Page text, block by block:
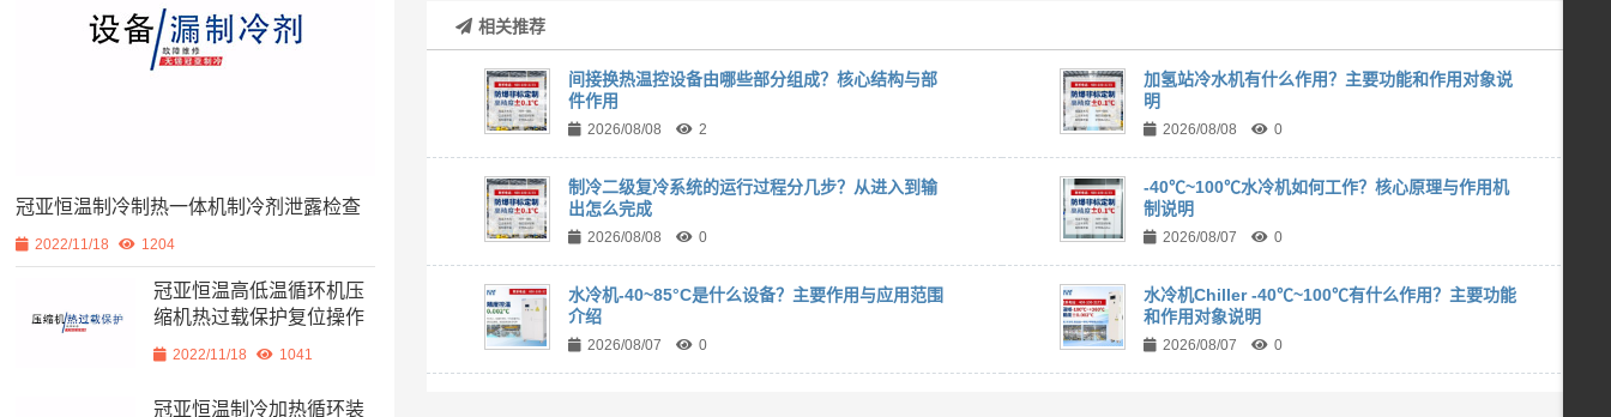
相关推荐
间接换热温控设备由哪些部分组成？核心结构与部
件作用
2026/08/08 2
加氢站冷水机有什么作用？主要功能和作用对象说
明
2026/08/08 0
制冷二级复冷系统的运行过程分几步？从进入到输
出怎么完成
2026/08/08 0
-40℃~100℃水冷机如何工作？核心原理与作用机
制说明
2026/08/07 0
水冷机-40~85°C是什么设备？主要作用与应用范围
介绍
2026/08/07 0
水冷机Chiller -40℃~100℃有什么作用？主要功能
和作用对象说明
2026/08/07 0
冠亚恒温制冷制热一体机制冷剂泄露检查
2022/11/18 1204
冠亚恒温高低温循环机压
缩机热过载保护复位操作
2022/11/18 1041
冠亚恒温制冷加热循环装